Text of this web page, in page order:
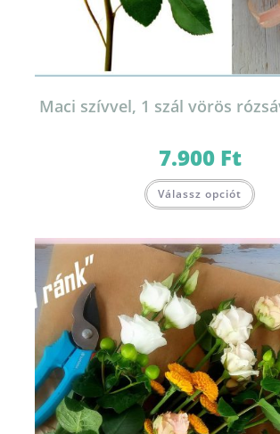
Maci szívvel, 1 szál vörös
7.900 Ft
Válassz opciót